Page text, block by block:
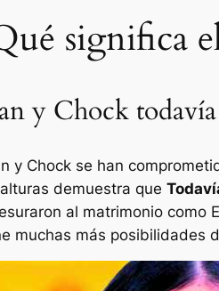
significa
y Chock
y Chock se han
demuestra que
al matrimonio como
muchas más posibilidades